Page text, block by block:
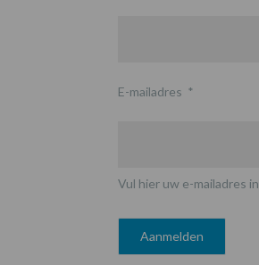
E-mailadres *
Vul hier uw e-mailadres in